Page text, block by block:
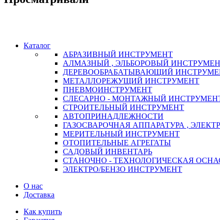
Каталог
АБРАЗИВНЫЙ ИНСТРУМЕНТ
АЛМАЗНЫЙ , ЭЛЬБОРОВЫЙ
ДЕРЕВООБРАБАТЫВАЮЩИЙ
МЕТАЛЛОРЕЖУЩИЙ ИНСТРУМЕНТ
ПНЕВМОИНСТРУМЕНТ
СЛЕСАРНО - МОНТАЖНЫЙ
СТРОИТЕЛЬНЫЙ ИНСТРУМЕНТ
АВТОПРИНАДЛЕЖНОСТИ
ГАЗОСВАРОЧНАЯ АППАРАТУРА ,
МЕРИТЕЛЬНЫЙ ИНСТРУМЕНТ
ОТОПИТЕЛЬНЫЕ АГРЕГАТЫ
САДОВЫЙ ИНВЕНТАРЬ
СТАНОЧНО - ТЕХНОЛОГИЧЕСКАЯ
ЭЛЕКТРО/БЕНЗО ИНСТРУМЕНТ
О нас
Доставка
Как купить